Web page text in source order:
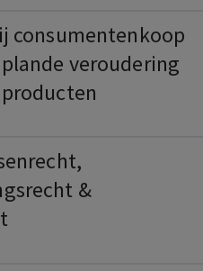
consumentenkoop
veroudering
&